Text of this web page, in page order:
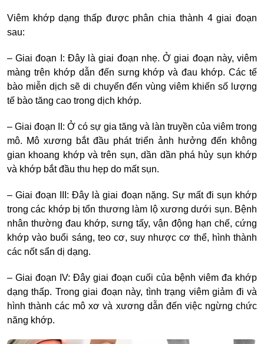
Viêm khớp dạng thấp được phân chia thành 4 giai đoạn
sau:
– Giai đoạn I: Đây là giai đoạn nhẹ. Ở giai đoạn này, viêm
màng trên khớp dẫn đến sưng khớp và đau khớp. Các tế
bào miễn dịch sẽ di chuyển đến vùng viêm khiến số lượng
tế bào tăng cao trong dịch khớp.
– Giai đoạn II: Ở có sự gia tăng và làn truyền của viêm trong
mô. Mô xương bắt đầu phát triển ảnh hưởng đến không
gian khoang khớp và trên sụn, dần dần phá hủy sụn khớp
và khớp bắt đầu thu hẹp do mất sụn.
– Giai đoạn III: Đây là giai đoạn nặng. Sự mất đi sụn khớp
trong các khớp bị tổn thương làm lộ xương dưới sụn. Bệnh
nhân thường đau khớp, sưng tấy, vận động hạn chế, cứng
khớp vào buổi sáng, teo cơ, suy nhược cơ thể, hình thành
các nốt sẩn dị dạng.
– Giai đoạn IV: Đây giai đoạn cuối của bệnh viêm đa khớp
dạng thấp. Trong giai đoạn này, tình trạng viêm giảm đi và
hình thành các mô xơ và xương dẫn đến việc ngừng chức
năng khớp.